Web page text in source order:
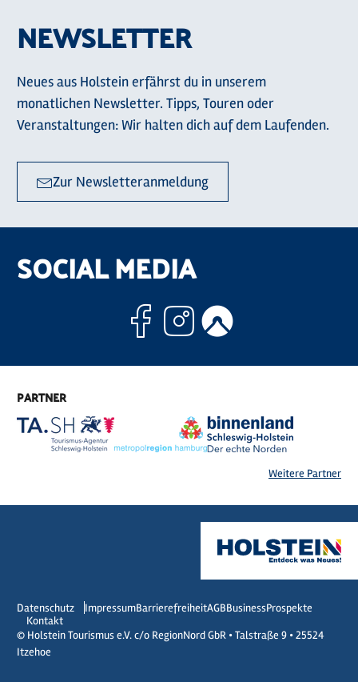
NEWSLETTER
Neues aus Holstein erfährst du in unserem
monatlichen Newsletter. Tipps, Touren oder
Veranstaltungen: Wir halten dich auf dem Laufenden.
Zur Newsletteranmeldung
SOCIAL MEDIA
Facebook
Instagram
PARTNER
Weitere Partner
Datenschutz ImpressumBarrierefreiheitAGBBusinessProspekte
Kontakt
© Holstein Tourismus e.V. c/o RegionNord GbR • Talstraße 9 • 25524
Itzehoe